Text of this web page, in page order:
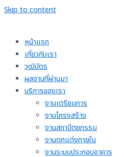
Skip to content
หน้าแรก
เกี่ยวกับเรา
วุฒิบัตร
ผลงานที่ผ่านมา
บริการของเรา
งานเตรียมการ
งานโครงสร้าง
งานสถาปัตยกรรม
งานตกแต่งภายใน
งานระบบประกอบอาคาร